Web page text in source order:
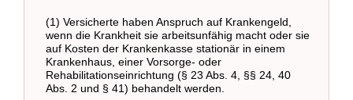
(1) Versicherte haben Anspruch auf Krankengeld,
wenn die Krankheit sie arbeitsunfähig macht oder sie
auf Kosten der Krankenkasse stationär in einem
Krankenhaus, einer Vorsorge- oder
Rehabilitationseinrichtung (§ 23 Abs. 4, §§ 24, 40
Abs. 2 und § 41) behandelt werden.